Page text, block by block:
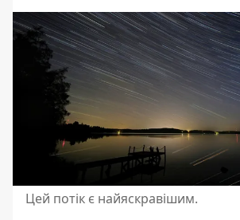
Цей потік є найяскравішим.